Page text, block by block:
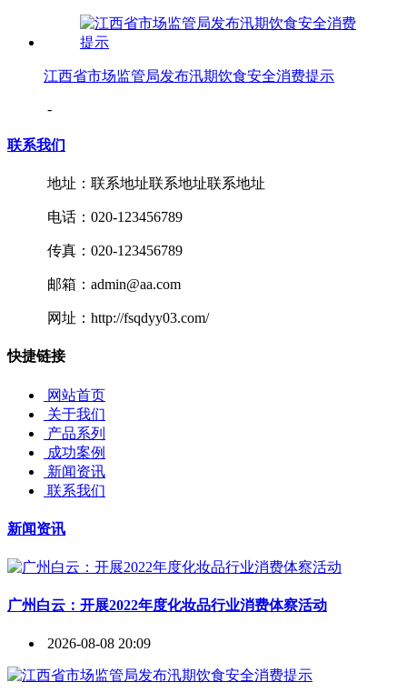
江西省市场监管局发布汛期饮食安全消费提示
-
联系我们
地址：联系地址联系地址联系地址
电话：020-123456789
传真：020-123456789
邮箱：admin@aa.com
网址：http://fsqdyy03.com/
快捷链接
网站首页
关于我们
产品系列
成功案例
新闻资讯
联系我们
新闻资讯
广州白云：开展2022年度化妆品行业消费体察活动
2026-08-08 20:09